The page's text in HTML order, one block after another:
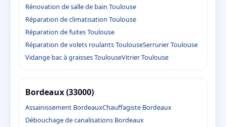
Rénovation de salle de bain Toulouse
Réparation de climatisation Toulouse
Réparation de fuites Toulouse
Réparation de volets roulants ToulouseSerrurier Toulouse
Vidange bac à graisses ToulouseVitrier Toulouse
Bordeaux (33000)
Assainissement BordeauxChauffagiste Bordeaux
Débouchage de canalisations Bordeaux